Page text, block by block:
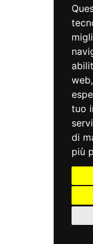
web,
tuo
di
più